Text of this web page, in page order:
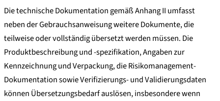
Die technische Dokumentation gemäß Anhang II umfasst
neben der Gebrauchsanweisung weitere Dokumente, die
teilweise oder vollständig übersetzt werden müssen. Die
Produktbeschreibung und -spezifikation, Angaben zur
Kennzeichnung und Verpackung, die Risikomanagement-
Dokumentation sowie Verifizierungs- und Validierungsdaten
können Übersetzungsbedarf auslösen, insbesondere wenn